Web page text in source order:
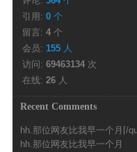
引用: 0 个
留言: 4 个
会员: 155 人
访问: 69463134 次
在线: 26 人
Recent Comments
hh.那位网友比我早一个月[/
客也...
hh.那位网友比我早一个月